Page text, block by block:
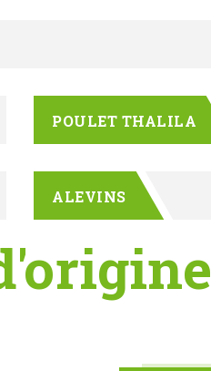
POULET THALILA
ALEVINS